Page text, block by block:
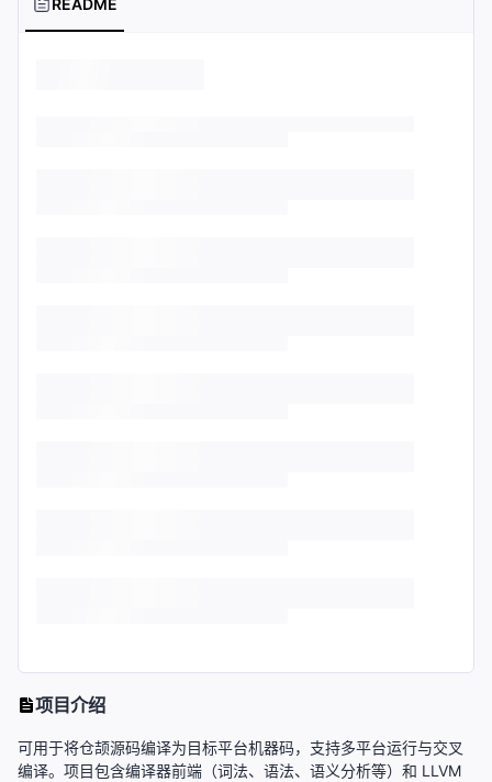
README
项目介绍
可用于将仓颉源码编译为目标平台机器码，支持多平台运行与交叉
编译。项目包含编译器前端（词法、语法、语义分析等）和 LLVM